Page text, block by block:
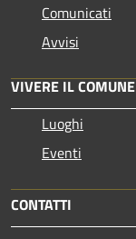
Comunicati
Avvisi
VIVERE IL COMUNE
Luoghi
Eventi
CONTATTI